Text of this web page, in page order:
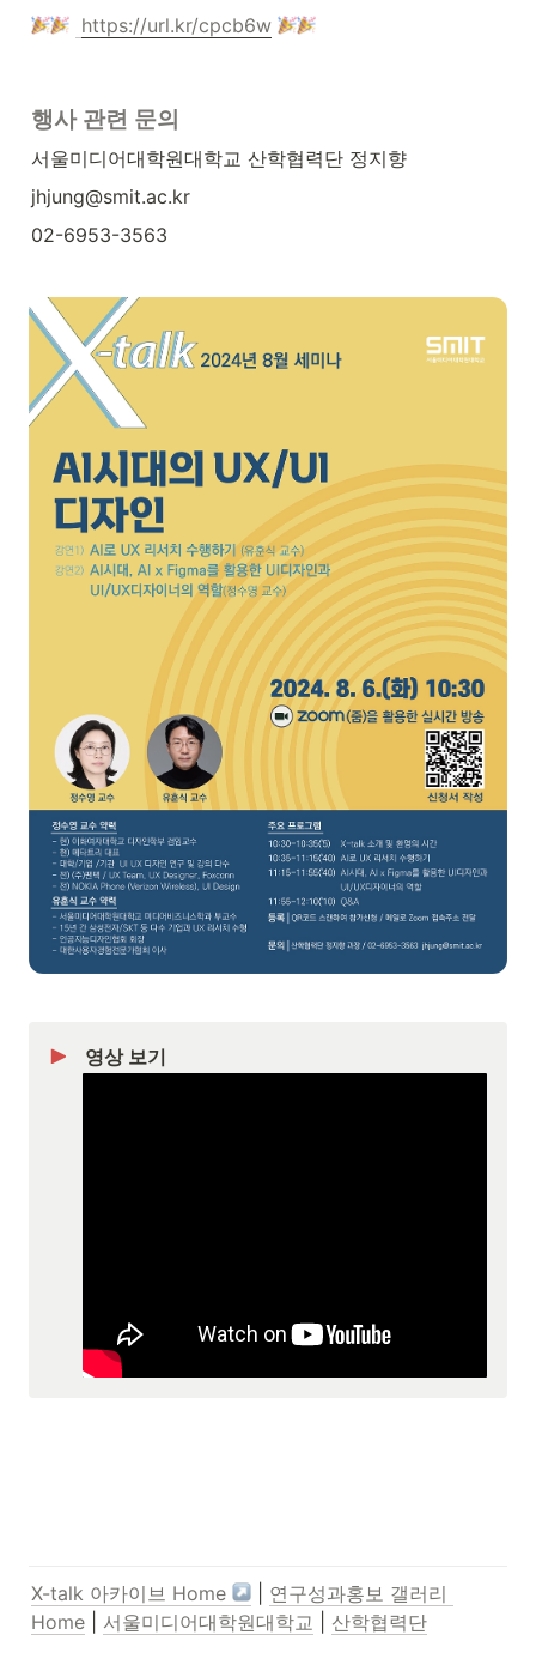
https://url.kr/cpcb6w
행사 관련 문의
서울미디어대학원대학교 산학협력단 정지향
jhjung@smit.ac.kr
02-6953-3563
영상 보기
X-talk 아카이브 Home
연구성과홍보 갤러리
Home
서울미디어대학원대학교 산학협력단